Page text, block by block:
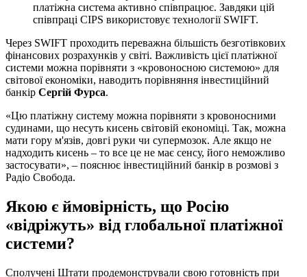
платіжна система активно співпрацює. Завдяки цій
співпраці CIPS використовує технології SWIFT.
Через SWIFT проходить переважна більшість безготівкових
фінансових розрахунків у світі. Важливість цієї платіжної
системи можна порівняти з «кровоносною системою» для
світової економіки, наводить порівняння інвестиційний
банкір Сергій Фурса.
«Цю платіжну систему можна порівняти з кровоносними
судинами, що несуть кисень світовій економіці. Так, можна
мати гору м'язів, довгі руки чи супермозок. Але якщо не
надходить кисень – то все це не має сенсу, його неможливо
застосувати», – пояснює інвестиційний банкір в розмові з
Радіо Свобода.
Якою є ймовірність, що Росію
«відріжуть» від глобальної платіжної
системи?
Сполучені Штати продемонстрували свою готовність при